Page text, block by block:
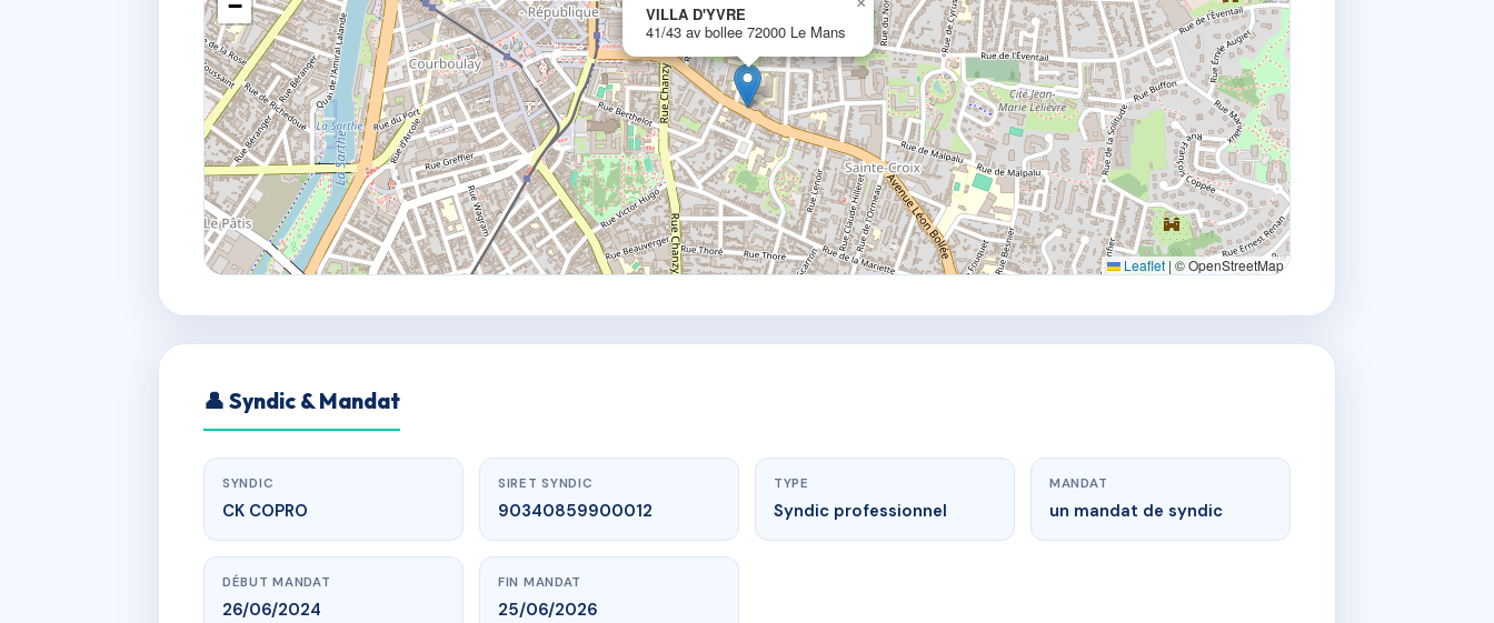
www.vme.plus/AB3841079
VILLA D'YVRE
41/43 av bollee72000 Le Mans
VILLA D'YVRE
41/43 av bollee 72000 Le Mans
−
Leaflet | © OpenStreetMap
👤 Syndic & Mandat
SYNDIC
CK COPRO
SIRET SYNDIC
90340859900012
TYPE
Syndic professionnel
MANDAT
un mandat de syndic
DÉBUT MANDAT
26/06/2024
FIN MANDAT
25/06/2026